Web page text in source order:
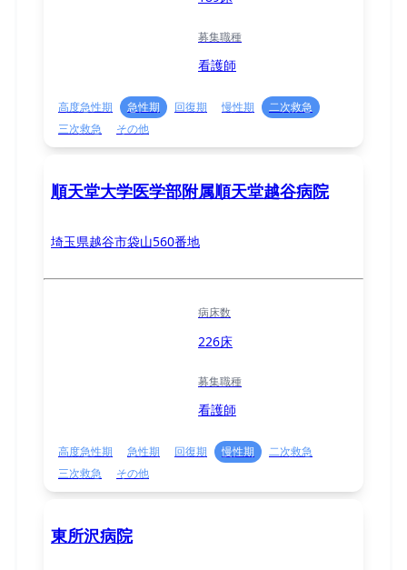
募集職種
看護師
高度急性期 急性期 回復期 慢性期
二次救急
三次救急
その他
順天堂大学医学部附属順天堂越谷病院
埼玉県越谷市袋山560番地
病床数
226床
募集職種
看護師
高度急性期 急性期 回復期 慢性期
二次救急
三次救急
その他
東所沢病院